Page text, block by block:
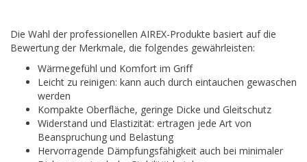
Die Wahl der professionellen AIREX-Produkte basiert auf die
Bewertung der Merkmale, die folgendes gewährleisten:
Wärmegefühl und Komfort im Griff
Leicht zu reinigen: kann auch durch eintauchen gewaschen
werden
Kompakte Oberfläche, geringe Dicke und Gleitschutz
Widerstand und Elastizität: ertragen jede Art von
Beanspruchung und Belastung
Hervorragende Dämpfungsfähigkeit auch bei minimaler